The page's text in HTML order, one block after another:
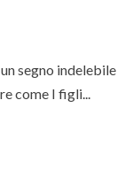
segno indelebile
come I figli...